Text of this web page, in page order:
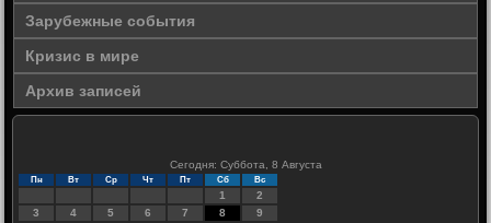
Зарубежные события
Кризис в мире
Архив записей
Сегодня: Суббота, 8 Августа
Пн Вт Ср Чт Пт Сб Вс
1
2
3
4 5 6 7 8
9